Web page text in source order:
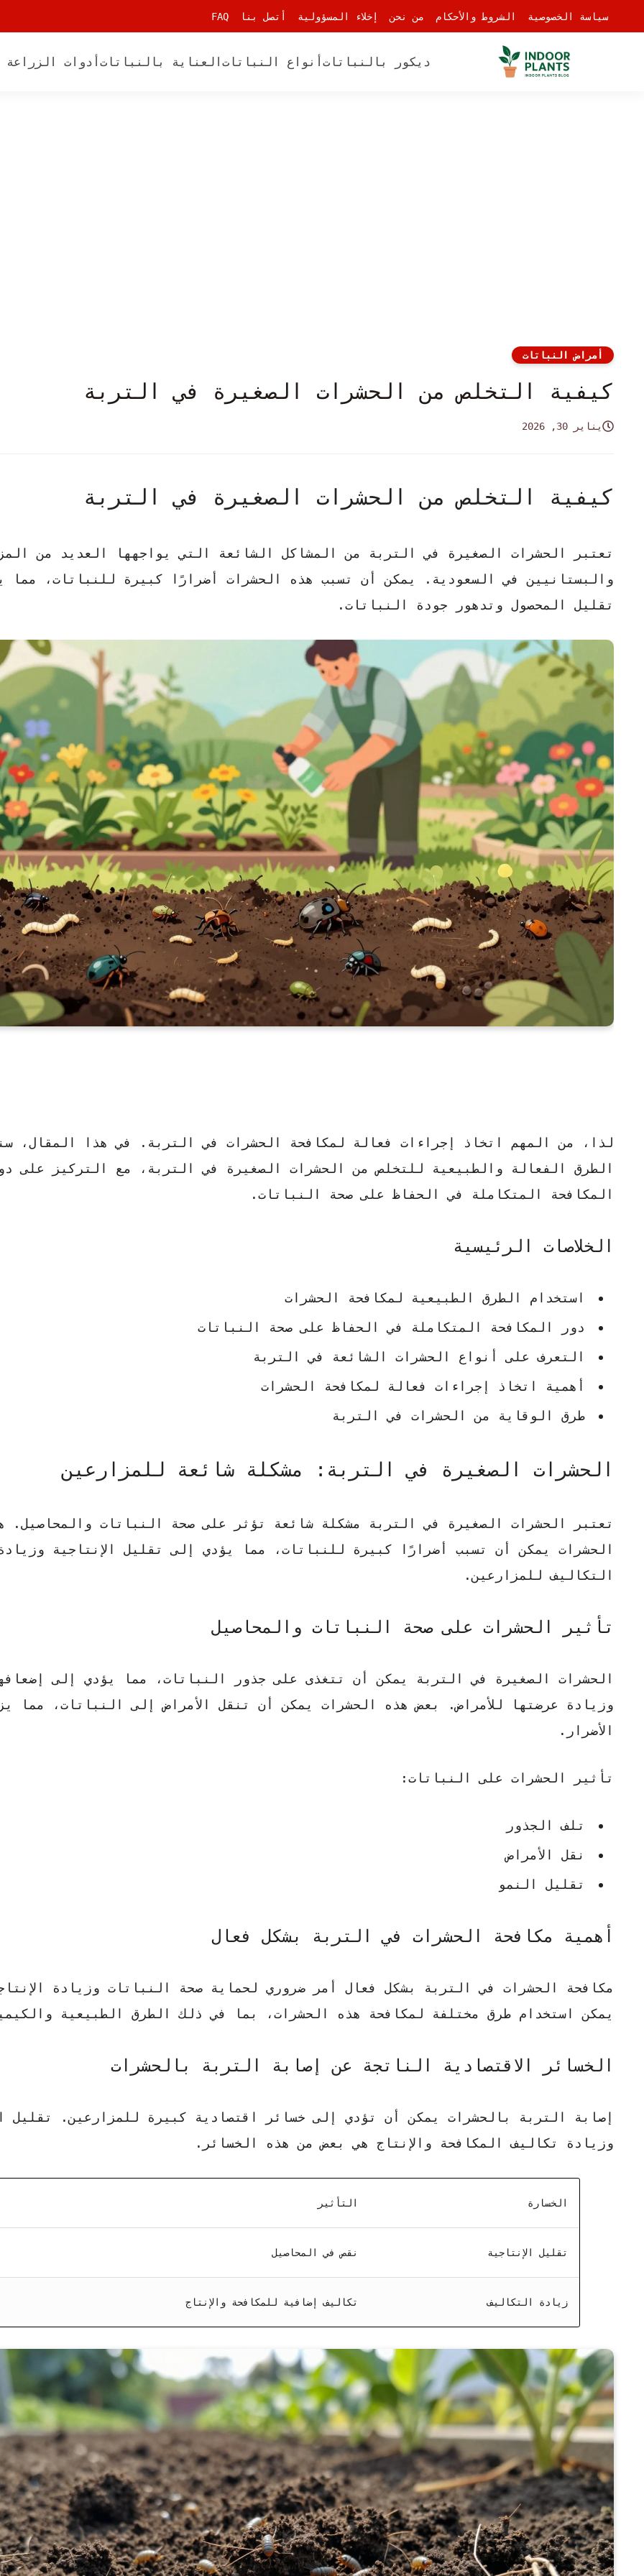
سياسة الخصوصية
الشروط والأحكام من نحن إخلاء المسؤولية أتصل بنا FAQ
ديكور بالنباتات أنواع النباتات العناية بالنباتات أدوات
أمراض النباتات
كيفية التخلص من الحشرات الصغيرة في التربة
يناير 30, 2026
كيفية التخلص من الحشرات الصغيرة في التربة
تعتبر الحشرات الصغيرة في التربة من المشاكل الشائعة التي يواجهها العديد من
والبستانيين في السعودية. يمكن أن تسبب هذه الحشرات أضرارًا كبيرة للنباتات، مما
تقليل المحصول وتدهور جودة النباتات.
لذا، من المهم اتخاذ إجراءات فعالة لمكافحة الحشرات في التربة. في هذا المقال،
الطرق الفعالة والطبيعية للتخلص من الحشرات الصغيرة في التربة، مع التركيز على
المكافحة المتكاملة في الحفاظ على صحة النباتات.
الخلاصات الرئيسية
استخدام الطرق الطبيعية لمكافحة الحشرات
دور المكافحة المتكاملة في الحفاظ على صحة النباتات
التعرف على أنواع الحشرات الشائعة في التربة
أهمية اتخاذ إجراءات فعالة لمكافحة الحشرات
طرق الوقاية من الحشرات في التربة
الحشرات الصغيرة في التربة: مشكلة شائعة للمزارعين
تعتبر الحشرات الصغيرة في التربة مشكلة شائعة تؤثر على صحة النباتات والمحاصيل.
الحشرات يمكن أن تسبب أضرارًا كبيرة للنباتات، مما يؤدي إلى تقليل الإنتاجية
التكاليف للمزارعين.
تأثير الحشرات على صحة النباتات والمحاصيل
الحشرات الصغيرة في التربة يمكن أن تتغذى على جذور النباتات، مما يؤدي إلى
وزيادة عرضتها للأمراض. بعض هذه الحشرات يمكن أن تنقل الأمراض إلى النباتات، مما
الأضرار.
تأثير الحشرات على النباتات:
تلف الجذور
نقل الأمراض
تقليل النمو
أهمية مكافحة الحشرات في التربة بشكل فعال
مكافحة الحشرات في التربة بشكل فعال أمر ضروري لحماية صحة النباتات وزيادة
يمكن استخدام طرق مختلفة لمكافحة هذه الحشرات، بما في ذلك الطرق الطبيعية
الخسائر الاقتصادية الناتجة عن إصابة التربة بالحشرات
إصابة التربة بالحشرات يمكن أن تؤدي إلى خسائر اقتصادية كبيرة للمزارعين. تقليل
وزيادة تكاليف المكافحة والإنتاج هي بعض من هذه الخسائر.
الخسارة التأثير
تقليل الإنتاجية نقص في المحاصيل
زيادة التكاليف تكاليف إضافية للمكافحة والإنتاج